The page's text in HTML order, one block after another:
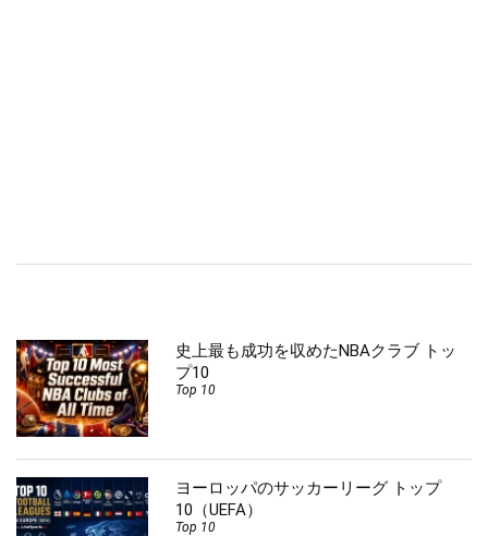
史上最も成功を収めたNBAクラブ トッ
プ10
Top 10
ヨーロッパのサッカーリーグ トップ
10（UEFA）
Top 10